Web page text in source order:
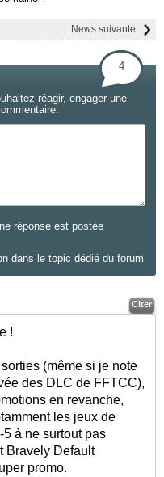
News suivante
4
réagir, engager une
réponse est postée
dans le topic dédié du forum
Citer
!
(même si je note
des DLC de FFTCC),
en revanche,
les jeux de
à ne surtout pas
Bravely Default
promo.